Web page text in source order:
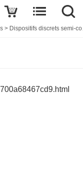
> Dispositifs discrets semi-conducteurs